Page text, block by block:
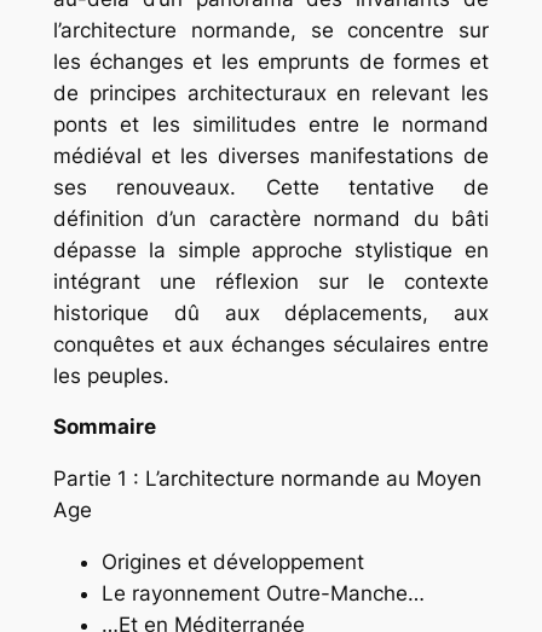
l’architecture normande, se concentre sur
les échanges et les emprunts de formes et
de principes architecturaux en relevant les
ponts et les similitudes entre le normand
médiéval et les diverses manifestations de
ses renouveaux. Cette tentative de
définition d’un caractère normand du bâti
dépasse la simple approche stylistique en
intégrant une réflexion sur le contexte
historique dû aux déplacements, aux
conquêtes et aux échanges séculaires entre
les peuples.
Sommaire
Partie 1 : L’architecture normande au Moyen
Age
Origines et développement
Le rayonnement Outre-Manche…
…Et en Méditerranée